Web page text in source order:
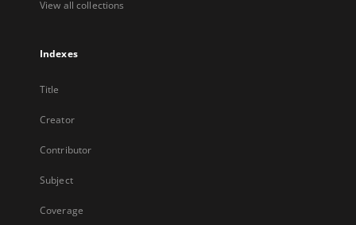
View all collections
Indexes
Title
Creator
Contributor
Subject
Coverage